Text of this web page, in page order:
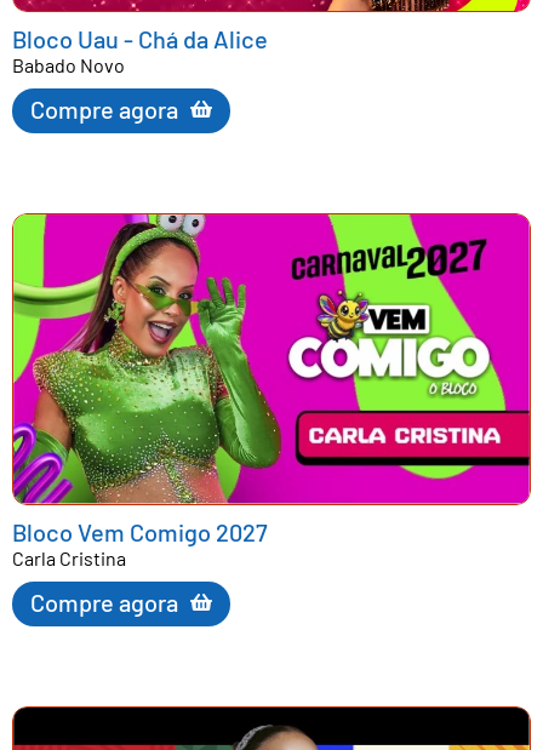
Bloco Uau - Chá da Alice
Babado Novo
Compre agora
Bloco Vem Comigo 2027
Carla Cristina
Compre agora